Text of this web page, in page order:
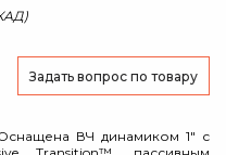
Задать вопрос по товару
ВЧ динамиком 1" с